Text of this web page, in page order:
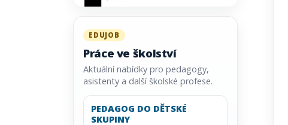
EDUJOB
Práce ve školství
Aktuální nabídky pro pedagogy,
asistenty a další školské profese.
PEDAGOG DO DĚTSKÉ
SKUPINY